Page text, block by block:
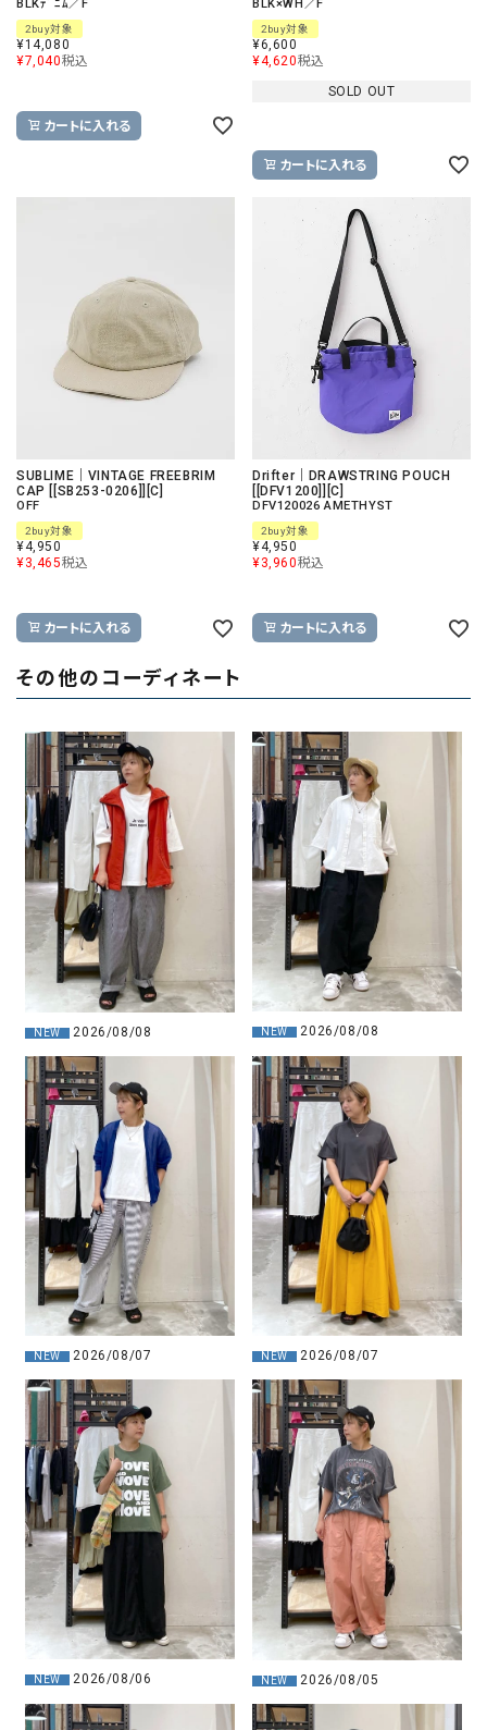
BLKﾃﾞﾆﾑ／F
2buy対象
¥14,080
¥7,040税込
カートに入れる
BLK×WH／F
2buy対象
¥6,600
¥4,620税込
SOLD OUT
カートに入れる
SUBLIME｜VINTAGE FREEBRIM
CAP [[SB253-0206]][C]
OFF
2buy対象
¥4,950
¥3,465税込
カートに入れる
Drifter｜DRAWSTRING POUCH
[[DFV1200]][C]
DFV120026 AMETHYST
2buy対象
¥4,950
¥3,960税込
カートに入れる
その他のコーディネート
NEW 2026/08/08 NEW 2026/08/08
NEW 2026/08/07 NEW 2026/08/07
NEW 2026/08/06 NEW 2026/08/05